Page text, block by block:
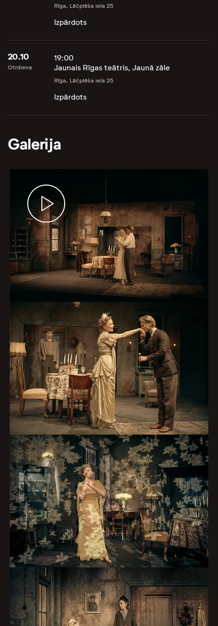
Rīga, Lāčplēša iela 25
Izpārdots
20.10
Otrdiena
19:00
Jaunais Rīgas teātris, Jaunā zāle
Rīga, Lāčplēša iela 25
Izpārdots
Galerija